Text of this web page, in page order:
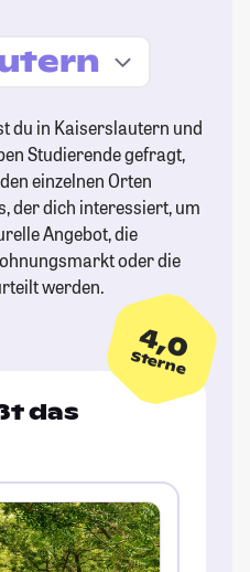
du in Kaiserslautern und
Studierende gefragt,
einzelnen Orten
der dich interessiert, um
Angebot, die
oder die
werden.
4,0
Sterne
das